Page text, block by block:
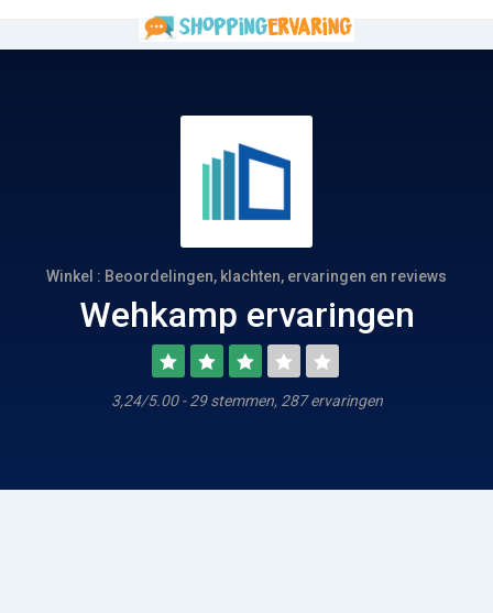
Winkel : Beoordelingen, klachten, ervaringen en reviews
Wehkamp ervaringen
3,24/5.00 - 29 stemmen, 287 ervaringen